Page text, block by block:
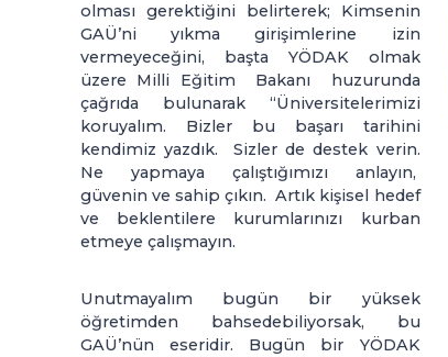
olması gerektiğini belirterek; Kimsenin
GAÜ’ni yıkma girişimlerine izin
vermeyeceğini, başta YÖDAK olmak
üzere Milli Eğitim Bakanı huzurunda
çağrıda bulunarak “Üniversitelerimizi
koruyalım. Bizler bu başarı tarihini
kendimiz yazdık. Sizler de destek verin.
Ne yapmaya çalıştığımızı anlayın,
güvenin ve sahip çıkın. Artık kişisel hedef
ve beklentilere kurumlarınızı kurban
etmeye çalışmayın.
Unutmayalım bugün bir yüksek
öğretimden bahsedebiliyorsak, bu
GAÜ’nün eseridir. Bugün bir YÖDAK